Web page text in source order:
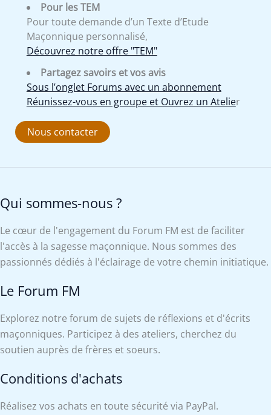
Pour les TEM
Pour toute demande d’un Texte d’Etude
Maçonnique personnalisé,
Découvrez notre offre "TEM"
Partagez savoirs et vos avis
Sous l’onglet Forums avec un abonnement
Réunissez-vous en groupe et Ouvrez un Atelier
Nous contacter
Qui sommes-nous ?
Le cœur de l'engagement du Forum FM est de faciliter
l'accès à la sagesse maçonnique. Nous sommes des
passionnés dédiés à l'éclairage de votre chemin initiatique.
Le Forum FM
Explorez notre forum de sujets de réflexions et d'écrits
maçonniques. Participez à des ateliers, cherchez du
soutien auprès de frères et soeurs.
Conditions d'achats
Réalisez vos achats en toute sécurité via PayPal.